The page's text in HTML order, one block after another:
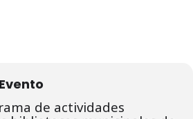
de actividades